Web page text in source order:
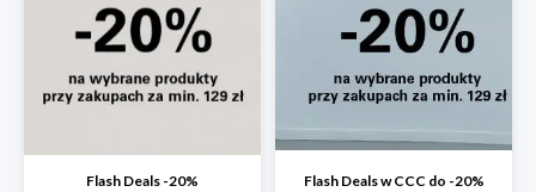
Flash Deals -20% Flash Deals w CCC do -20%